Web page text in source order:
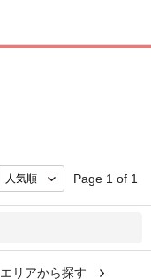
Page 1 of 1
エリアから探す